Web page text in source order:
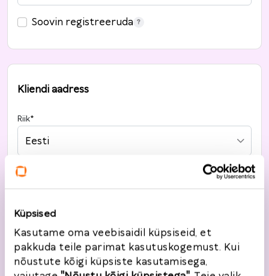
Küpsised
Kasutame oma veebisaidil küpsiseid, et
pakkuda teile parimat kasutuskogemust. Kui
nõustute kõigi küpsiste kasutamisega,
Soovin registreeruda
Kliendi aadress
Riik*
Eesti
Tänav, maja nr.
Linn*